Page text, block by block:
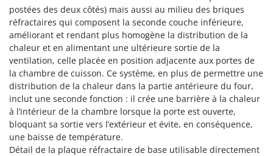
Palazzetti
Palumbo Pavi
Partisani
Paterlini
Philips
Pramac
Prismafood
R
R.G.V.
postées des deux côtés) mais aussi au milieu des briques
réfractaires qui composent la seconde couche inférieure,
améliorant et rendant plus homogène la distribution de la
chaleur et en alimentant une ultérieure sortie de la
ventilation, celle placée en position adjacente aux portes de
la chambre de cuisson. Ce système, en plus de permettre une
distribution de la chaleur dans la partie antérieure du four,
inclut une seconde fonction : il crée une barrière à la chaleur
à l’intérieur de la chambre lorsque la porte est ouverte,
bloquant sa sortie vers l’extérieur et évite, en conséquence,
une baisse de température.
Détail de la plaque réfractaire de base utilisable directement